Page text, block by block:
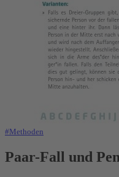
#Methoden
Paar-Fall und